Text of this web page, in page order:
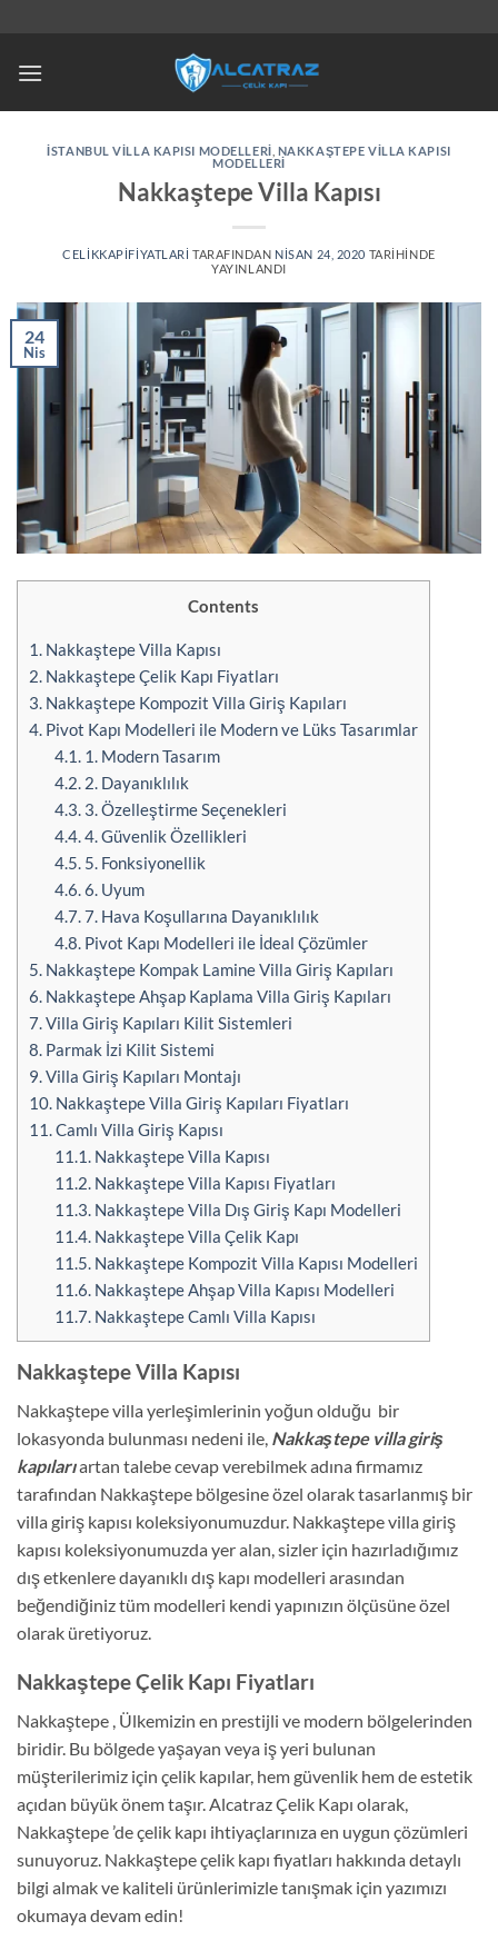
İSTANBUL VILLA KAPISI MODELLERI NAKKAŞTEPE VILLA KAPISI
MODELLERI
Nakkaştepe Villa Kapısı
CELIKKAPIFIYATLARI TARAFINDAN NISAN 24, 2020 TARIHINDE
YAYINLANDI
24
Nis
Contents
1. Nakkaştepe Villa Kapısı
2. Nakkaştepe Çelik Kapı Fiyatları
3. Nakkaştepe Kompozit Villa Giriş Kapıları
4. Pivot Kapı Modelleri ile Modern ve Lüks Tasarımlar
4.1.1. Modern Tasarım
4.2.2. Dayanıklılık
4.3.3. Özelleştirme Seçenekleri
4.4.4. Güvenlik Özellikleri
4.5.5. Fonksiyonellik
4.6.6. Uyum
4.7.7. Hava Koşullarına Dayanıklılık
4.8.Pivot Kapı Modelleri ile İdeal Çözümler
5. Nakkaştepe Kompak Lamine Villa Giriş Kapıları
6. Nakkaştepe Ahşap Kaplama Villa Giriş Kapıları
7.Villa Giriş Kapıları Kilit Sistemleri
8. Parmak İzi Kilit Sistemi
9.Villa Giriş Kapıları Montajı
10. Nakkaştepe Villa Giriş Kapıları Fiyatları
11.Camlı Villa Giriş Kapısı
11.1.Nakkaştepe Villa Kapısı
11.2.Nakkaştepe Villa Kapısı Fiyatları
11.3.Nakkaştepe Villa Dış Giriş Kapı Modelleri
11.4.Nakkaştepe Villa Çelik Kapı
11.5.Nakkaştepe Kompozit Villa Kapısı Modelleri
11.6.Nakkaştepe Ahşap Villa Kapısı Modelleri
11.7.Nakkaştepe Camlı Villa Kapısı
Nakkaştepe Villa Kapısı
Nakkaştepe villa yerleşimlerinin yoğun olduğu bir
lokasyonda bulunması nedeni ile, Nakkaştepe villa giriş
kapılarıartan talebe cevap verebilmek adına firmamız
tarafından Nakkaştepe bölgesine özel olarak tasarlanmış bir
villa giriş kapısı koleksiyonumuzdur. Nakkaştepe villa giriş
kapısı koleksiyonumuzda yer alan, sizler için hazırladığımız
dış etkenlere dayanıklı dış kapı modelleri arasından
beğendiğiniz tüm modelleri kendi yapınızın ölçüsüne özel
olarak üretiyoruz.
Nakkaştepe Çelik Kapı Fiyatları
Nakkaştepe , Ülkemizin en prestijli ve modern bölgelerinden
biridir. Bu bölgede yaşayan veya iş yeri bulunan
müşterilerimiz için çelik kapılar, hem güvenlik hem de estetik
açıdan büyük önem taşır. Alcatraz Çelik Kapı olarak,
Nakkaştepe ’de çelik kapı ihtiyaçlarınıza en uygun çözümleri
sunuyoruz. Nakkaştepe çelik kapı fiyatları hakkında detaylı
bilgi almak ve kaliteli ürünlerimizle tanışmak için yazımızı
okumaya devam edin!